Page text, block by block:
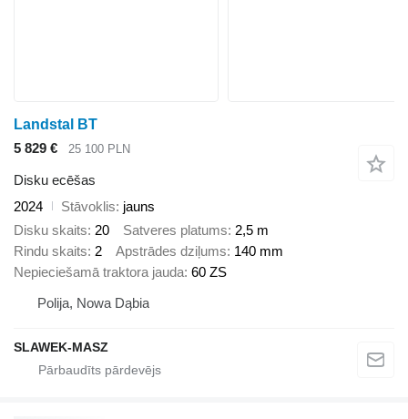
Landstal BT
5 829 €
25 100 PLN
Disku ecēšas
2024
Stāvoklis jauns
Disku skaits 20 Satveres platums 2,5 m
Rindu skaits 2 Apstrādes dziļums 140 mm
Nepieciešamā traktora jauda 60 ZS
Polija, Nowa Dąbia
SLAWEK-MASZ